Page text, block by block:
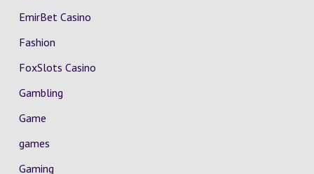
EmirBet Casino
Fashion
FoxSlots Casino
Gambling
Game
games
Gaming